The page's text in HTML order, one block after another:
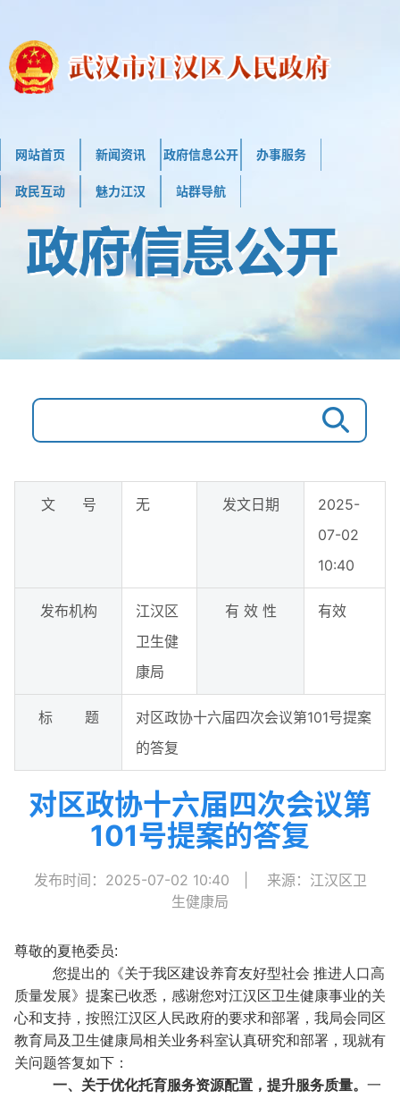
网站首页 新闻资讯 政府信息公开 办事服务
政民互动 魅力江汉 站群导航
文 号 无 发文日期
2025-
07-02
10:40
发布机构
江汉区
卫生健
康局
有 效 性 有效
标 题
对区政协十六届四次会议第101号提案
的答复
对区政协十六届四次会议第
101号提案的答复
发布时间：2025-07-02 10:40
来源：江汉区卫
生健康局
尊敬的夏艳委员:
您提出的《关于我区建设养育友好型社会 推进人口高
质量发展》提案已收悉，感谢您对江汉区卫生健康事业的关
心和支持，按照江汉区人民政府的要求和部署，我局会同区
教育局及卫生健康局相关业务科室认真研究和部署，现就有
关问题答复如下：
一、关于优化托育服务资源配置，提升服务质量。 一